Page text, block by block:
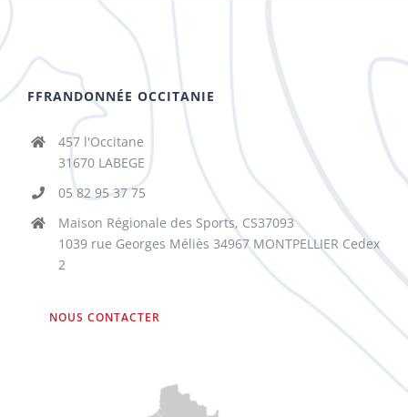
FFRANDONNÉE OCCITANIE
457 l'Occitane
31670 LABEGE
05 82 95 37 75
Maison Régionale des Sports, CS37093
1039 rue Georges Méliès 34967 MONTPELLIER Cedex
2
NOUS CONTACTER